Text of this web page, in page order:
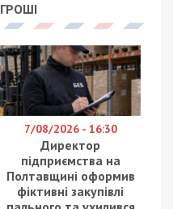
ГРОШІ
7/08/2026 - 16:30
Директор
підприємства на
Полтавщині оформив
фіктивні закупівлі